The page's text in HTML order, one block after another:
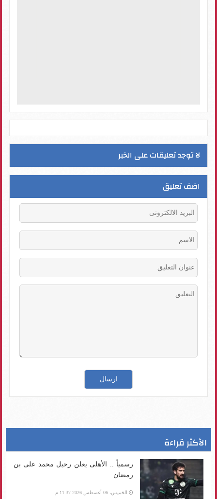
لا توجد تعليقات على الخبر
اضف تعليق
الأكثر قراءة
رسمياً .. الأهلى يعلن رحيل محمد على بن
رمضان
الخميس، 06 أغسطس 2026 11:37 م